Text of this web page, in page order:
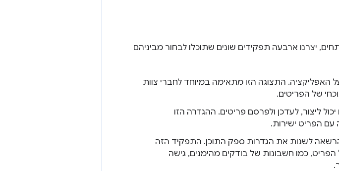
יצרנו ארבעה תפקידים שונים שתוכלו לבחור מביניהם
התצוגה הזו מתאימה במיוחד לחברי צוות
של הפריטים.
ליצור, לעדכן ולפרסם פריטים. ההגדרה הזו
עם הפריט ישירות.
לשנות את הגדרות ספק התוכן. התפקיד הזה
כמו חשבונות של בודקים מהימנים, גישה